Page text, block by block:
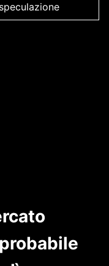
speculazione